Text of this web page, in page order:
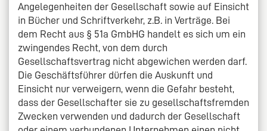
Angelegenheiten der Gesellschaft sowie auf Einsicht
in Bücher und Schriftverkehr, z.B. in Verträge. Bei
dem Recht aus § 51a GmbHG handelt es sich um ein
zwingendes Recht, von dem durch
Gesellschaftsvertrag nicht abgewichen werden darf.
Die Geschäftsführer dürfen die Auskunft und
Einsicht nur verweigern, wenn die Gefahr besteht,
dass der Gesellschafter sie zu gesellschaftsfremden
Zwecken verwenden und dadurch der Gesellschaft